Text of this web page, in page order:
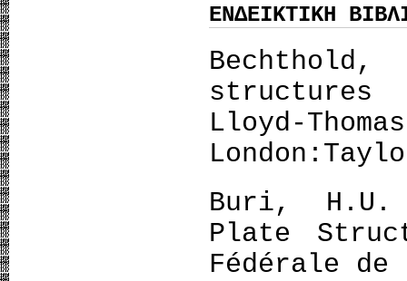
ΕΝΔΕΙΚΤΙΚΗ
Lloyd-
Buri, H.U.
Plate
Fédérale de